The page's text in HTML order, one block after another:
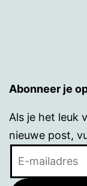
Abonneer je
Als je het leuk
nieuwe post,